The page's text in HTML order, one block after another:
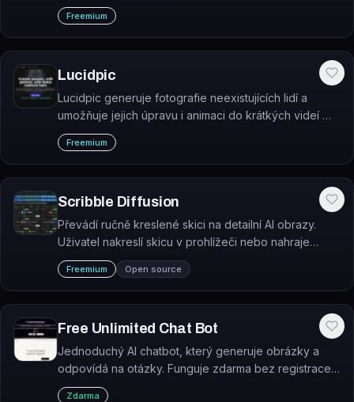
Freemium
Lucidpic
Lucidpic generuje fotografie neexistujících lidí a
umožňuje jejich úpravu i animaci do krátkých videí —
vše na jednom místě.
Freemium
Scribble Diffusion
Převádí ručně kreslené skici na detailní AI obrazy.
Uživatel nakreslí skicu v prohlížeči nebo nahraje
obrázek, přidá textový prompt a nástroj vygeneruje
výsledný obraz.
Freemium Open source
Free Unlimited Chat Bot
Jednoduchý AI chatbot, který generuje obrázky a
odpovídá na otázky. Funguje zdarma bez registrace
přímo v prohlížeči.
Zdarma